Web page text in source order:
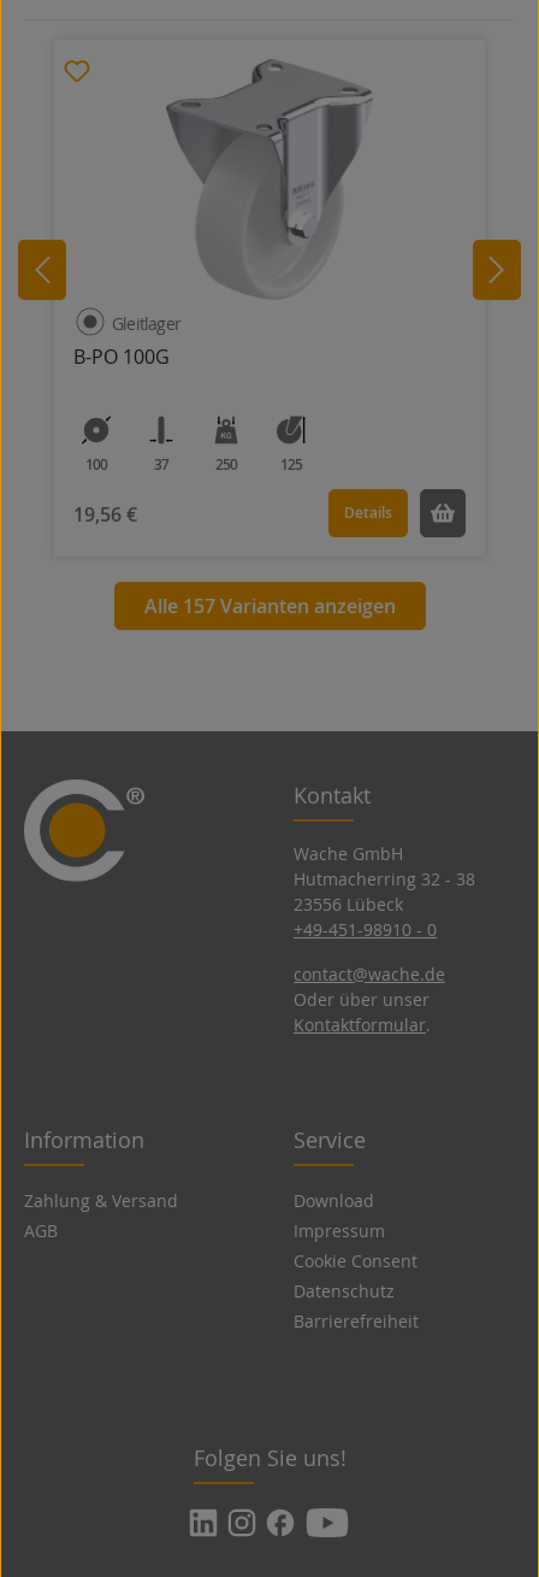
B-PO 100G
Gleitlager
100 37 250 125
19,56 € Details
Alle 157 Varianten anzeigen
Kontakt
Wache GmbH
Hutmacherring 32 ­- 38
23556 Lübeck
+49-451-98910 - 0
contact@wache.de
Oder über unser
Kontaktformular.
Information
Zahlung & Versand
AGB
Service
Download
Impressum
Cookie Consent
Datenschutz
Barrierefreiheit
Folgen Sie uns!